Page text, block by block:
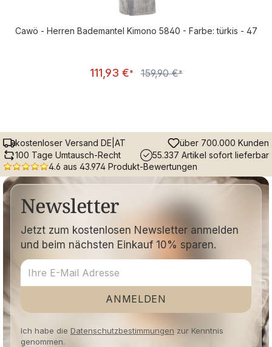
Cawö - Herren Bademantel Kimono 5840 - Farbe: türkis - 47
Verkaufspreis:
111,93 €* Regulärer Preis:
159,90 €*
kostenloser Versand DE|AT
über 700.000 Kunden
100 Tage Umtausch-Recht
55.337 Artikel sofort lieferbar
4.6 aus 43.974 Produkt-Bewertungen
Newsletter
Jetzt zum kostenlosen Newsletter anmelden
und beim nächsten Einkauf 10% sparen.
ANMELDEN
Ich habe die Datenschutzbestimmungen zur Kenntnis
genommen.